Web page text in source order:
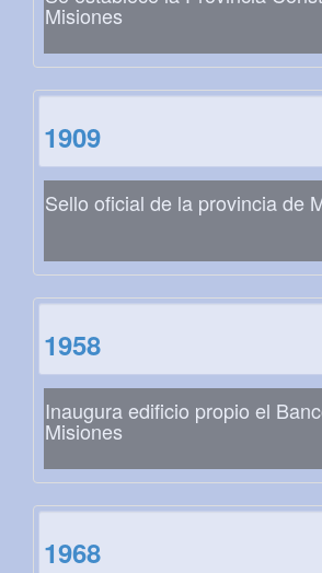
Misiones
1909
Sello oficial de la provincia de
1958
Inaugura edificio propio el
Misiones
1968